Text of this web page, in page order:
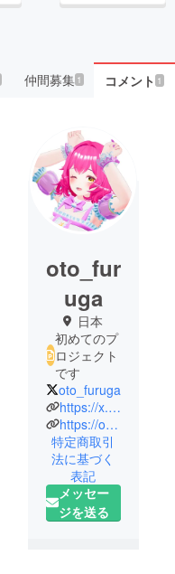
仲間募集 1 コメント 1
oto_fur
uga
日本
初めてのプ
ロジェクト
です
oto_furuga
https://x.com/oto_furuga
https://otofuruga.pink/
特定商取引
法に基づく
表記
メッセー
ジを送る